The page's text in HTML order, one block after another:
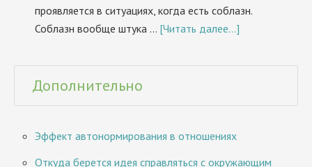
проявляется в ситуациях, когда есть соблазн.
Соблазн вообще штука … [Читать далее...]
Дополнительно
Эффект автонормирования в отношениях
Откуда берется идея справляться с окружающим